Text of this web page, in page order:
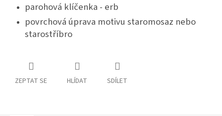
parohová klíčenka - erb
povrchová úprava motivu staromosaz nebo
starostříbro
ZEPTAT SE HLÍDAT SDÍLET